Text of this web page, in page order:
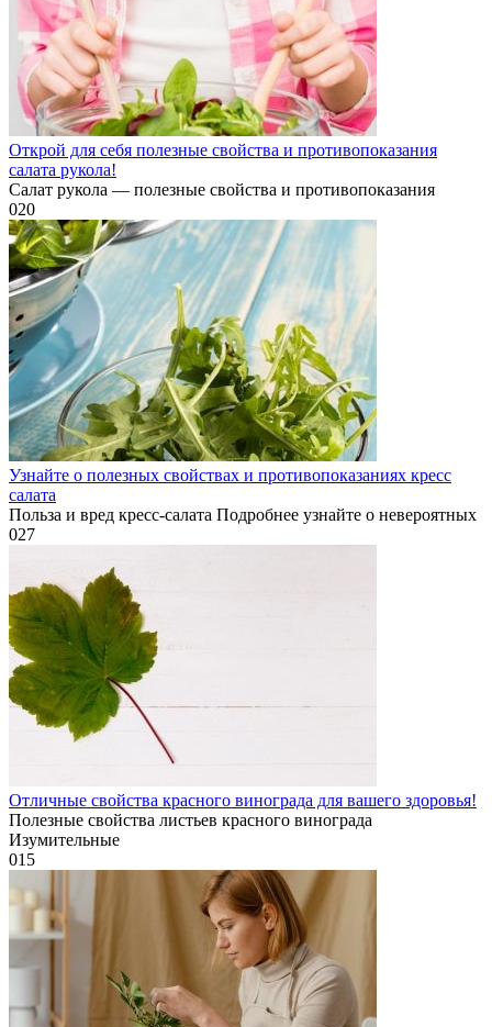
Открой для себя полезные свойства и противопоказания
салата рукола!
Салат рукола — полезные свойства и противопоказания
020
Узнайте о полезных свойствах и противопоказаниях кресс
салата
Польза и вред кресс-салата Подробнее узнайте о невероятных
027
Отличные свойства красного винограда для вашего здоровья!
Полезные свойства листьев красного винограда
Изумительные
015